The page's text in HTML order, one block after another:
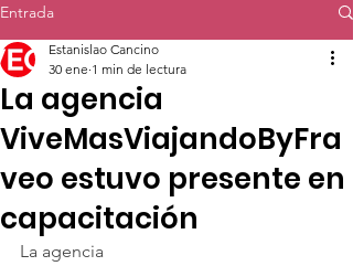
Entrada
La agencia
ViveMasViajandoByFra
veo estuvo presente en
capacitación
Estanislao Cancino
30 ene 1 min de lectura
La agencia